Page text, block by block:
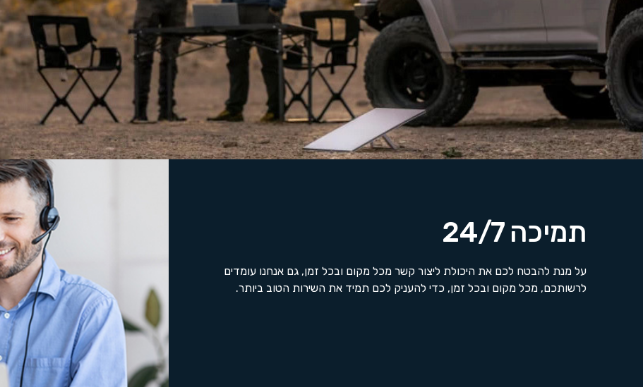
תמיכה 24/7
על מנת להבטח לכם את היכולת ליצור קשר מכל מקום ובכל זמן, גם אנחנו עומדים
לרשותכם, מכל מקום ובכל זמן, כדי להעניק לכם תמיד את השירות הטוב ביותר.